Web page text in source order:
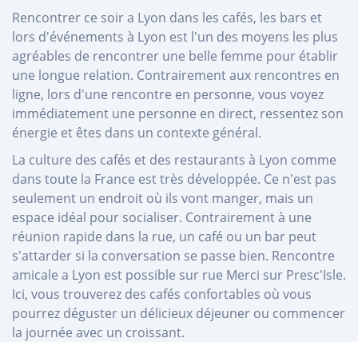
Rencontrer ce soir a Lyon dans les cafés, les bars et
lors d'événements à Lyon est l'un des moyens les plus
agréables de rencontrer une belle femme pour établir
une longue relation. Contrairement aux rencontres en
ligne, lors d'une rencontre en personne, vous voyez
immédiatement une personne en direct, ressentez son
énergie et êtes dans un contexte général.
La culture des cafés et des restaurants à Lyon comme
dans toute la France est très développée. Ce n'est pas
seulement un endroit où ils vont manger, mais un
espace idéal pour socialiser. Contrairement à une
réunion rapide dans la rue, un café ou un bar peut
s'attarder si la conversation se passe bien. Rencontre
amicale a Lyon est possible sur rue Merci sur Presc'Isle.
Ici, vous trouverez des cafés confortables où vous
pourrez déguster un délicieux déjeuner ou commencer
la journée avec un croissant.